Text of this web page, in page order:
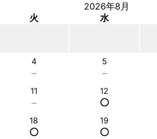
2026年8月
火 水
4
－
5
－
11
－
12
○
18
○
19
○